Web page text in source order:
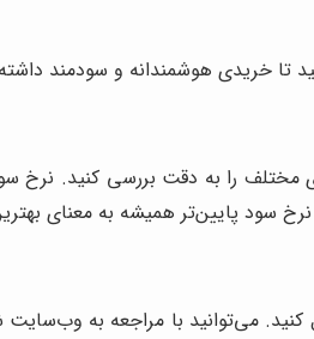
تا خریدی هوشمندانه و سودمند
را به دقت بررسی کنید. نرخ
نرخ سود پایین‌تر همیشه به معنای
کنید. می‌توانید با مراجعه به